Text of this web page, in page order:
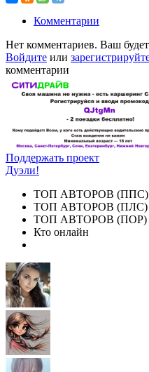
Комментарии
Нет комментариев. Ваш
Войдите или
комментарии
Поддержать проект
Дуэли!
ТОП АВТОРОВ (ППС)
ТОП АВТОРОВ (ПЛС)
ТОП АВТОРОВ (ПОР)
Кто онлайн